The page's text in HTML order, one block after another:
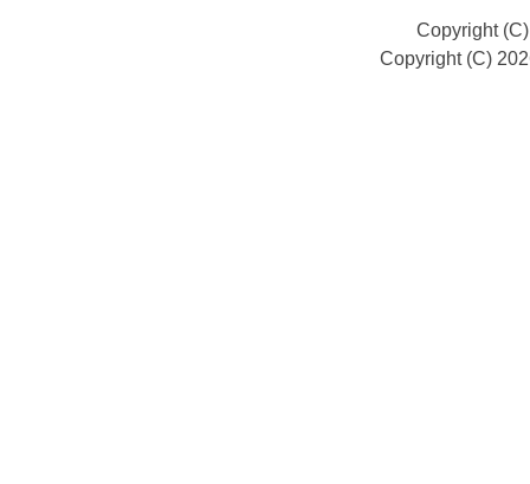
Copyright
Copyright (C)